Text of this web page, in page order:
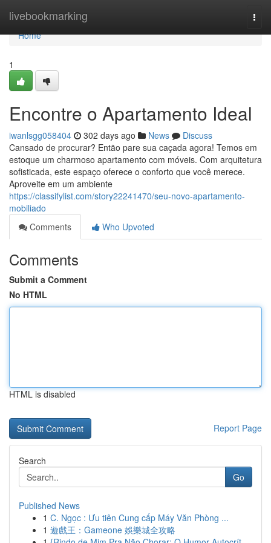
livebookmarking
Home
Home
1
Encontre o Apartamento Ideal
iwanlsgg058404 302 days ago News
Discuss
Cansado de procurar? Então pare sua caçada agora! Temos em
estoque um charmoso apartamento com móveis. Com arquitetura
sofisticada, este espaço oferece o conforto que você merece.
Aproveite em um ambiente
https://classifylist.com/story22241470/seu-novo-apartamento-
mobiliado
Comments
Who Upvoted
Comments
Submit a Comment
No HTML
HTML is disabled
Report Page
Search
Go
Published News
1 C. Ngọc : Ưu tiên Cung cấp Máy Văn Phòng ...
1 遊戲王：Gameone 娛樂城全攻略